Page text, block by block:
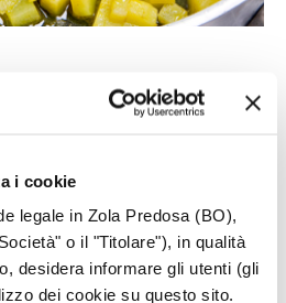
i cookie
legale in Zola Predosa (BO),
o il "Titolare"), in qualità
desidera informare gli utenti (gli
dei cookie su questo sito.
minuti, poi dividetelo in due